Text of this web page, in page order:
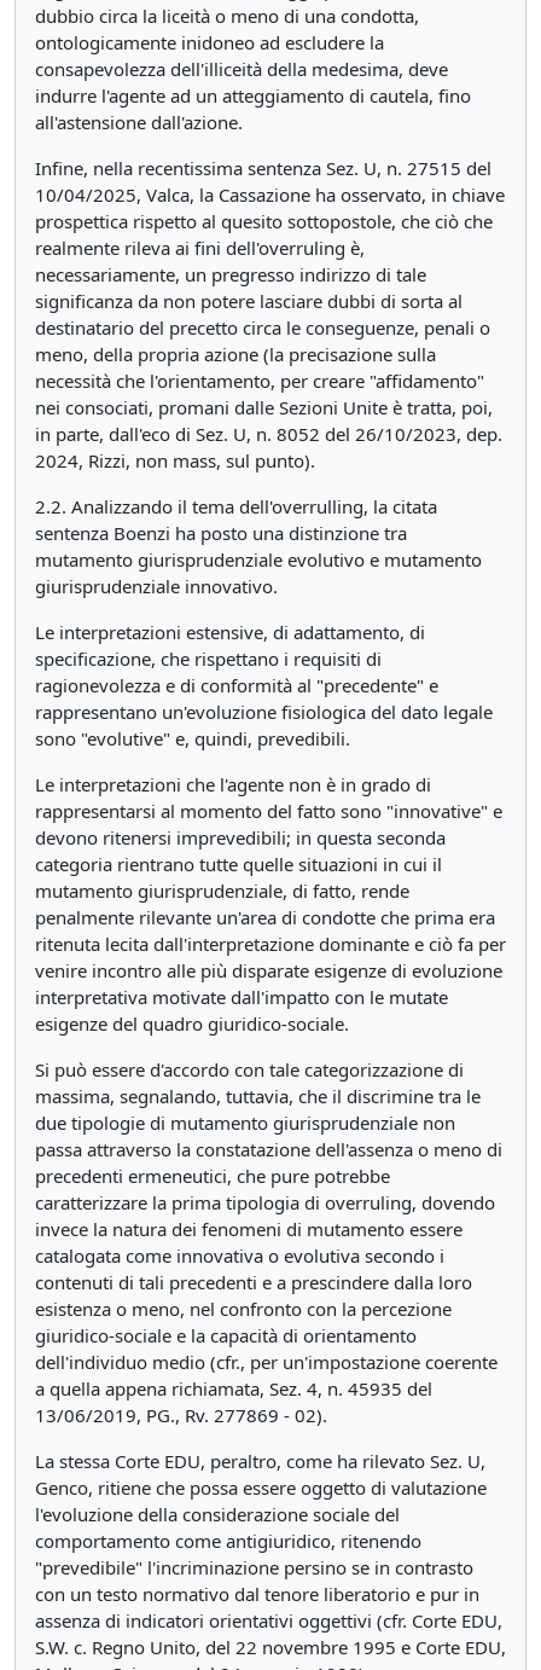
dubbio circa la liceità o meno di una condotta,
ontologicamente inidoneo ad escludere la
consapevolezza dell'illiceità della medesima, deve
indurre l'agente ad un atteggiamento di cautela, fino
all'astensione dall'azione.
Infine, nella recentissima sentenza Sez. U, n. 27515 del
10/04/2025, Valca, la Cassazione ha osservato, in chiave
prospettica rispetto al quesito sottopostole, che ciò che
realmente rileva ai fini dell'overruling è,
necessariamente, un pregresso indirizzo di tale
significanza da non potere lasciare dubbi di sorta al
destinatario del precetto circa le conseguenze, penali o
meno, della propria azione (la precisazione sulla
necessità che l'orientamento, per creare "affidamento"
nei consociati, promani dalle Sezioni Unite è tratta, poi,
in parte, dall'eco di Sez. U, n. 8052 del 26/10/2023, dep.
2024, Rizzi, non mass, sul punto).
2.2. Analizzando il tema dell'overrulling, la citata
sentenza Boenzi ha posto una distinzione tra
mutamento giurisprudenziale evolutivo e mutamento
giurisprudenziale innovativo.
Le interpretazioni estensive, di adattamento, di
specificazione, che rispettano i requisiti di
ragionevolezza e di conformità al "precedente" e
rappresentano un'evoluzione fisiologica del dato legale
sono "evolutive" e, quindi, prevedibili.
Le interpretazioni che l'agente non è in grado di
rappresentarsi al momento del fatto sono "innovative" e
devono ritenersi imprevedibili; in questa seconda
categoria rientrano tutte quelle situazioni in cui il
mutamento giurisprudenziale, di fatto, rende
penalmente rilevante un'area di condotte che prima era
ritenuta lecita dall'interpretazione dominante e ciò fa per
venire incontro alle più disparate esigenze di evoluzione
interpretativa motivate dall'impatto con le mutate
esigenze del quadro giuridico-sociale.
Si può essere d'accordo con tale categorizzazione di
massima, segnalando, tuttavia, che il discrimine tra le
due tipologie di mutamento giurisprudenziale non
passa attraverso la constatazione dell'assenza o meno di
precedenti ermeneutici, che pure potrebbe
caratterizzare la prima tipologia di overruling, dovendo
invece la natura dei fenomeni di mutamento essere
catalogata come innovativa o evolutiva secondo i
contenuti di tali precedenti e a prescindere dalla loro
esistenza o meno, nel confronto con la percezione
giuridico-sociale e la capacità di orientamento
dell'individuo medio (cfr., per un'impostazione coerente
a quella appena richiamata, Sez. 4, n. 45935 del
13/06/2019, PG., Rv. 277869 - 02).
La stessa Corte EDU, peraltro, come ha rilevato Sez. U,
Genco, ritiene che possa essere oggetto di valutazione
l'evoluzione della considerazione sociale del
comportamento come antigiuridico, ritenendo
"prevedibile" l'incriminazione persino se in contrasto
con un testo normativo dal tenore liberatorio e pur in
assenza di indicatori orientativi oggettivi (cfr. Corte EDU,
S.W. c. Regno Unito, del 22 novembre 1995 e Corte EDU,